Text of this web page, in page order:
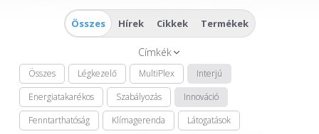
Összes Hírek Cikkek Termékek
Címkék
Összes Légkezelő MultiPlex
Interjú
Energiatakarékos
Szabályozás
Innováció
Fenntarthatóság
Klímagerenda
Látogatások